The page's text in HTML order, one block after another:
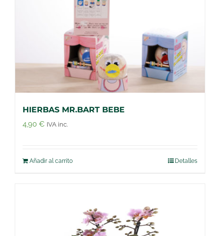
HIERBAS MR.BART BEBE
4,90 € IVA inc.
Añadir al carrito Detalles